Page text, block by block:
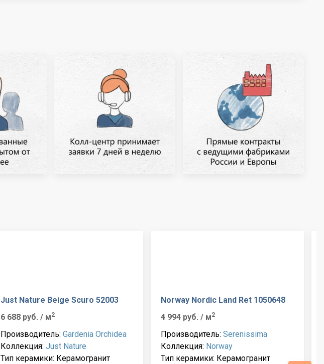
Just Nature Beige Scuro 52003
6 688 руб. / м2
Производитель: Gardenia Orchidea
Коллекция: Just Nature
Тип керамики: Керамогранит
Norway Nordic Land Ret 1050648
4 994 руб./ м2
Производитель:Serenissima
Коллекция: Norway
Тип керамики: Керамогранит